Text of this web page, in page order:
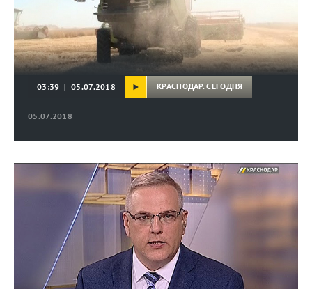
05.07.2018
03:39 | 05.07.2018 КРАСНОДАР. СЕГОДНЯ